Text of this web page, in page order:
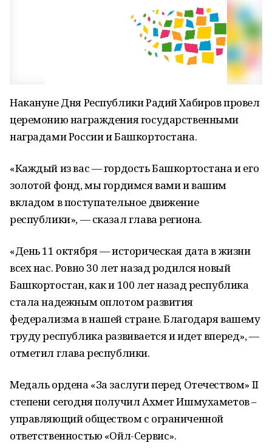
Накануне Дня Республики Радий Хабиров провел
церемонию награждения государственными
наградами России и Башкортостана.
«Каждый из вас — гордость Башкортостана и его
золотой фонд, мы гордимся вами и вашим
вкладом в поступательное движение
республики», — сказал глава региона.
«День 11 октября — историческая дата в жизни
всех нас. Ровно 30 лет назад родился новый
Башкортостан, как и 100 лет назад республика
стала надежным оплотом развития
федерализма в нашей стране. Благодаря вашему
труду республика развивается и идет вперед», —
отметил глава республики.
Медаль ордена «За заслуги перед Отечеством» II
степени сегодня получил Ахмет Ишмухаметов –
управляющий обществом с ограниченной
ответственностью «Ойл-Сервис».